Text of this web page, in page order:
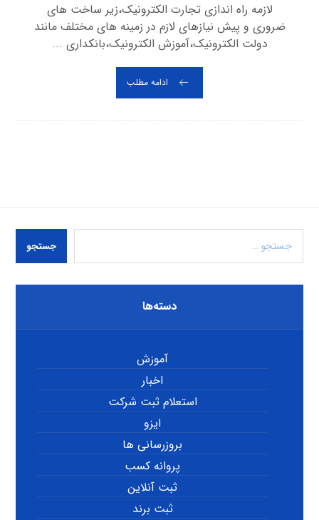
لازمه راه اندازی تجارت الکترونیک،زیر ساخت های
ضروری و پیش نیازهای لازم در زمینه های مختلف مانند
دولت الکترونیک،آموزش الکترونیک،بانکداری ...
ادامه مطلب
جستجو
دسته‌ها
آموزش
اخبار
استعلام ثبت شرکت
ایزو
بروزرسانی ها
پروانه کسب
ثبت آنلاین
ثبت برند